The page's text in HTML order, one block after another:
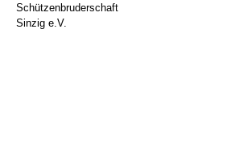
Schützenbruderschaft
Sinzig e.V.